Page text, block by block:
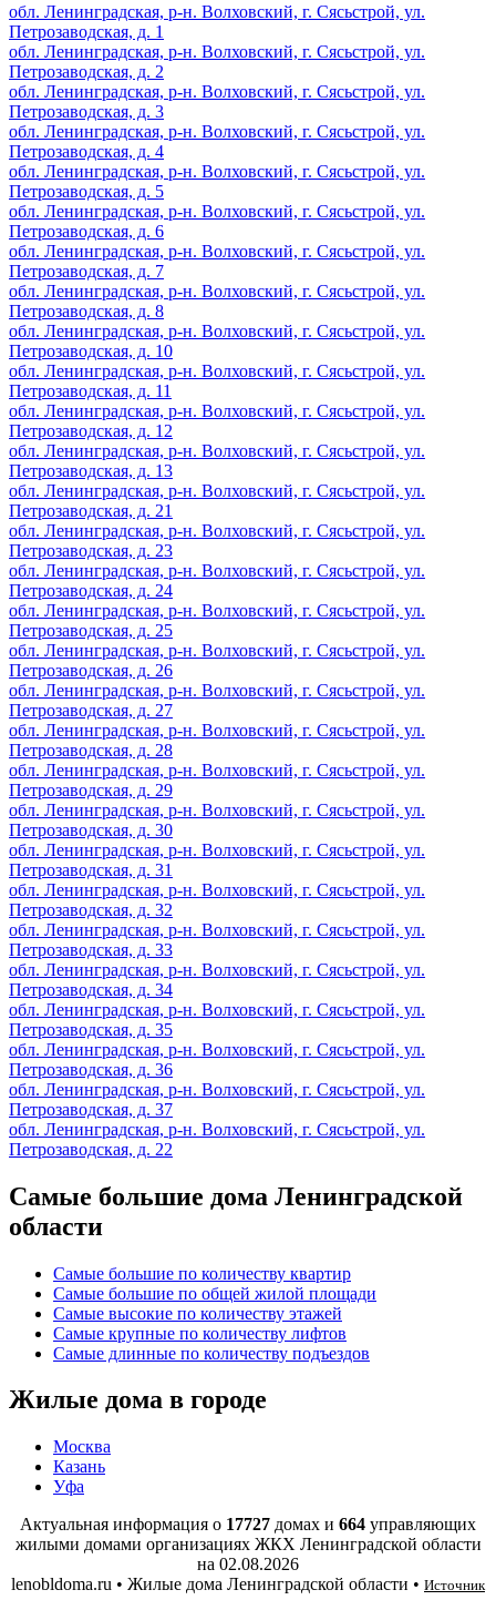
обл. Ленинградская, р-н. Волховский, г. Сясьстрой, ул.
Петрозаводская, д. 1
обл. Ленинградская, р-н. Волховский, г. Сясьстрой, ул.
Петрозаводская, д. 2
обл. Ленинградская, р-н. Волховский, г. Сясьстрой, ул.
Петрозаводская, д. 3
обл. Ленинградская, р-н. Волховский, г. Сясьстрой, ул.
Петрозаводская, д. 4
обл. Ленинградская, р-н. Волховский, г. Сясьстрой, ул.
Петрозаводская, д. 5
обл. Ленинградская, р-н. Волховский, г. Сясьстрой, ул.
Петрозаводская, д. 6
обл. Ленинградская, р-н. Волховский, г. Сясьстрой, ул.
Петрозаводская, д. 7
обл. Ленинградская, р-н. Волховский, г. Сясьстрой, ул.
Петрозаводская, д. 8
обл. Ленинградская, р-н. Волховский, г. Сясьстрой, ул.
Петрозаводская, д. 10
обл. Ленинградская, р-н. Волховский, г. Сясьстрой, ул.
Петрозаводская, д. 11
обл. Ленинградская, р-н. Волховский, г. Сясьстрой, ул.
Петрозаводская, д. 12
обл. Ленинградская, р-н. Волховский, г. Сясьстрой, ул.
Петрозаводская, д. 13
обл. Ленинградская, р-н. Волховский, г. Сясьстрой, ул.
Петрозаводская, д. 21
обл. Ленинградская, р-н. Волховский, г. Сясьстрой, ул.
Петрозаводская, д. 23
обл. Ленинградская, р-н. Волховский, г. Сясьстрой, ул.
Петрозаводская, д. 24
обл. Ленинградская, р-н. Волховский, г. Сясьстрой, ул.
Петрозаводская, д. 25
обл. Ленинградская, р-н. Волховский, г. Сясьстрой, ул.
Петрозаводская, д. 26
обл. Ленинградская, р-н. Волховский, г. Сясьстрой, ул.
Петрозаводская, д. 27
обл. Ленинградская, р-н. Волховский, г. Сясьстрой, ул.
Петрозаводская, д. 28
обл. Ленинградская, р-н. Волховский, г. Сясьстрой, ул.
Петрозаводская, д. 29
обл. Ленинградская, р-н. Волховский, г. Сясьстрой, ул.
Петрозаводская, д. 30
обл. Ленинградская, р-н. Волховский, г. Сясьстрой, ул.
Петрозаводская, д. 31
обл. Ленинградская, р-н. Волховский, г. Сясьстрой, ул.
Петрозаводская, д. 32
обл. Ленинградская, р-н. Волховский, г. Сясьстрой, ул.
Петрозаводская, д. 33
обл. Ленинградская, р-н. Волховский, г. Сясьстрой, ул.
Петрозаводская, д. 34
обл. Ленинградская, р-н. Волховский, г. Сясьстрой, ул.
Петрозаводская, д. 35
обл. Ленинградская, р-н. Волховский, г. Сясьстрой, ул.
Петрозаводская, д. 36
обл. Ленинградская, р-н. Волховский, г. Сясьстрой, ул.
Петрозаводская, д. 37
обл. Ленинградская, р-н. Волховский, г. Сясьстрой, ул.
Петрозаводская, д. 22
Самые большие дома Ленинградской
области
Самые большие по количеству квартир
Самые большие по общей жилой площади
Самые высокие по количеству этажей
Самые крупные по количеству лифтов
Самые длинные по количеству подъездов
Жилые дома в городе
Москва
Казань
Уфа
Актуальная информация о 17727 домах и 664 управляющих
жилыми домами организациях ЖКХ Ленинградской области
на 02.08.2026
lenobldoma.ru • Жилые дома Ленинградской области • Источник